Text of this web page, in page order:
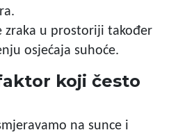
zraka u prostoriji također
osjećaja suhoće.
koji često
na sunce i